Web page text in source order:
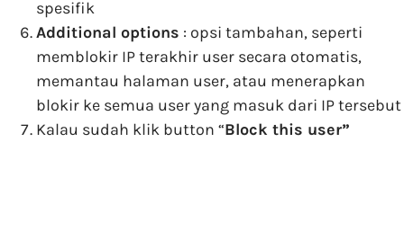
spesifik
Additional options : opsi tambahan, seperti
memblokir IP terakhir user secara otomatis,
memantau halaman user, atau menerapkan
blokir ke semua user yang masuk dari IP tersebut
Kalau sudah klik button “Block this user”